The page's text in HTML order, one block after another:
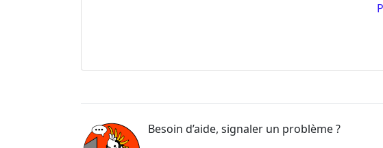
Besoin d’aide, signaler un problème ?